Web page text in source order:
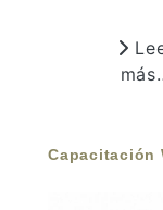
Capacitación